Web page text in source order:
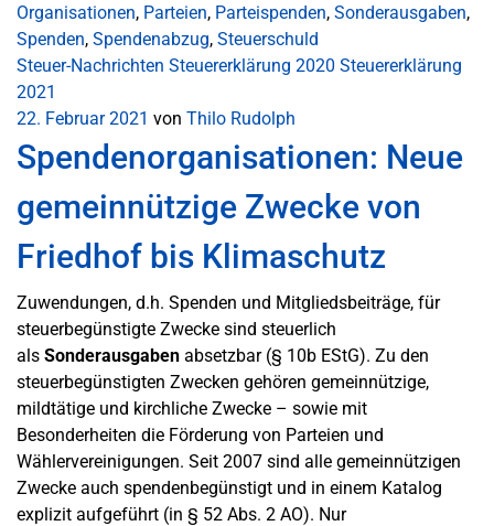
Organisationen, Parteien, Parteispenden, Sonderausgaben,
Spenden, Spendenabzug, Steuerschuld
Steuer-Nachrichten Steuererklärung 2020 Steuererklärung
2021
22. Februar 2021 von Thilo Rudolph
Spendenorganisationen: Neue
gemeinnützige Zwecke von
Friedhof bis Klimaschutz
Zuwendungen, d.h. Spenden und Mitgliedsbeiträge, für
steuerbegünstigte Zwecke sind steuerlich
als Sonderausgaben absetzbar (§ 10b EStG). Zu den
steuerbegünstigten Zwecken gehören gemeinnützige,
mildtätige und kirchliche Zwecke – sowie mit
Besonderheiten die Förderung von Parteien und
Wählervereinigungen. Seit 2007 sind alle gemeinnützigen
Zwecke auch spendenbegünstigt und in einem Katalog
explizit aufgeführt (in § 52 Abs. 2 AO). Nur